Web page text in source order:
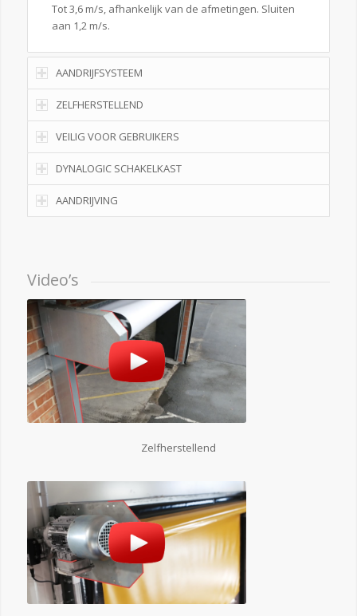
Tot 3,6 m/s, afhankelijk van de afmetingen. Sluiten
aan 1,2 m/s.
AANDRIJFSYSTEEM
ZELFHERSTELLEND
VEILIG VOOR GEBRUIKERS
DYNALOGIC SCHAKELKAST
AANDRIJVING
Video’s
Zelfherstellend